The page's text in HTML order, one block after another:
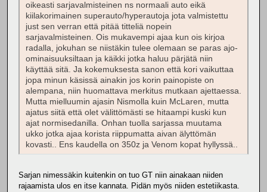
oikeasti sarjavalmisteinen ns normaali auto eikä
kiilakorimainen superauto/hyperautoja jota valmistettu
just sen verran että pitää titteliä nopein
sarjavalmisteinen. Ois mukavempi ajaa kun ois kirjoa
radalla, jokuhan se niistäkin tulee olemaan se paras ajo-
ominaisuuksiltaan ja käikki jotka haluu pärjätä niin
käyttää sitä. Ja kokemuksesta sanon että kori vaikuttaa
jopa minun käsissä ainakin jos korin painopiste on
alempana, niin huomattava merkitus mutkaan ajettaessa.
Mutta mielluumin ajasin Nismolla kuin McLaren, mutta
ajatus siitä että olet välittömästi se hitaampi kuski kun
ajat normisedanilla. Onhan tuolla sarjassa muutama
ukko jotka ajaa korista riippumatta aivan älyttömän
kovasti.. Ens kaudella on 350z ja Venom kopat hyllyssä..
Sarjan nimessäkin kuitenkin on tuo GT niin ainakaan niiden
rajaamista ulos en itse kannata. Pidän myös niiden estetiikasta.